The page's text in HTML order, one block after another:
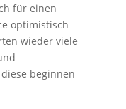
für einen
optimistisch
wieder viele
beginnen